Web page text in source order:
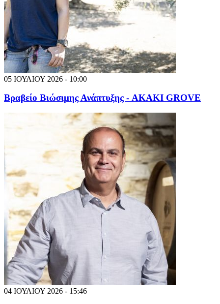
05 ΙΟΥΛΙΟΥ 2026 - 10:00
Βραβείο Βιώσιμης Ανάπτυξης - AKAKI GROVE
04 ΙΟΥΛΙΟΥ 2026 - 15:46